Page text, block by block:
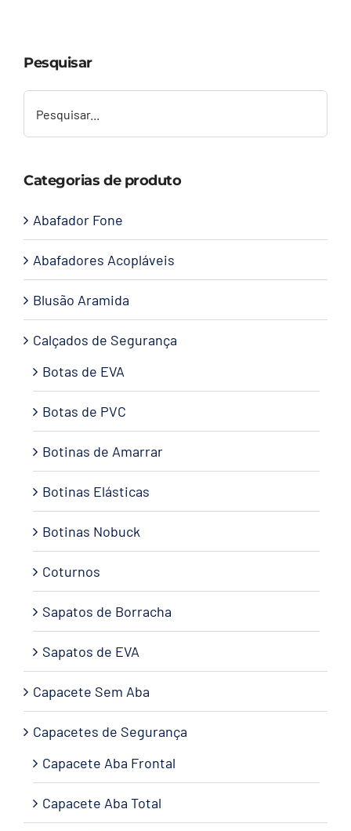
Contato
Pesquisar
Categorias de produto
Abafador Fone
Abafadores Acopláveis
Blusão Aramida
Calçados de Segurança
Botas de EVA
Botas de PVC
Botinas de Amarrar
Botinas Elásticas
Botinas Nobuck
Coturnos
Sapatos de Borracha
Sapatos de EVA
Capacete Sem Aba
Capacetes de Segurança
Capacete Aba Frontal
Capacete Aba Total